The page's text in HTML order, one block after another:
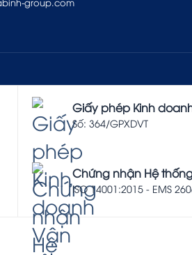
Giấy phép Kinh
Số: 364/GPXDVT
Chứng nhận Hệ
ISO 14001:2015 - EMS